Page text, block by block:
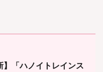
】「ハノイトレインス